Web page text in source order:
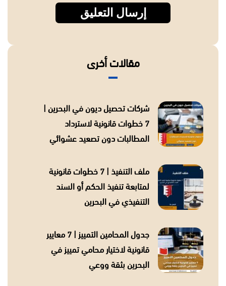
مقالات أخرى
شركات تحصيل ديون في البحرين |
7 خطوات قانونية لاسترداد
المطالبات دون تصعيد عشوائي
ملف التنفيذ | 7 خطوات قانونية
لمتابعة تنفيذ الحكم أو السند
التنفيذي في البحرين
جدول المحامين التمييز | 7 معايير
قانونية لاختيار محامي تمييز في
البحرين بثقة ووعي